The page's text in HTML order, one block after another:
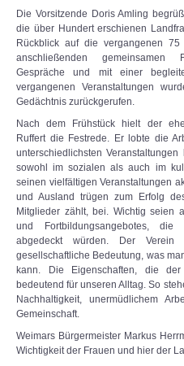
Die Vorsitzende Doris Amling
die über Hundert erschienen
Rückblick auf die vergangenen
anschließenden gemeinsamen
Gespräche und mit einer
vergangenen Veranstaltungen
Gedächtnis zurückgerufen.
Nach dem Frühstück hielt der
Ruffert die Festrede. Er lobte die
unterschiedlichsten
sowohl im sozialen als auch im
seinen vielfältigen Veranstaltungen
und Ausland trügen zum Erfolg
Mitglieder zählt, bei. Wichtig seien
und Fortbildungsangebotes, die
abgedeckt würden. Der
gesellschaftliche Bedeutung, was
kann. Die Eigenschaften, die
bedeutend für unseren Alltag. So
Nachhaltigkeit, unermüdlichem
Gemeinschaft.
Weimars Bürgermeister Markus
Wichtigkeit der Frauen und hier der